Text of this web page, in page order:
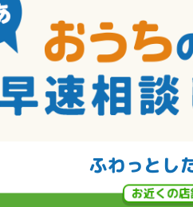
ふわっとし
住宅専
あなたに合